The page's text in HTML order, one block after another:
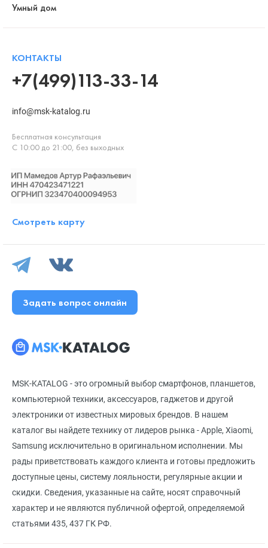
MSK-KATALOG - это огромный выбор смартфонов, планшетов,
компьютерной техники, аксессуаров, гаджетов и другой
электроники от известных мировых брендов. В нашем
каталог вы найдете технику от лидеров рынка - Apple, Xiaomi,
Samsung исключительно в оригинальном исполнении. Мы
рады приветствовать каждого клиента и готовы предложить
доступные цены, систему лояльности, регулярные акции и
скидки. Сведения, указанные на сайте, носят справочный
характер и не являются публичной офертой, определяемой
статьями 435, 437 ГК РФ.
Умный дом
КОНТАКТЫ
+7(499)113-33-14
info@msk-katalog.ru
Бесплатная консультация
С 10:00 до 21:00, без выходных
Смотреть карту
Задать вопрос онлайн